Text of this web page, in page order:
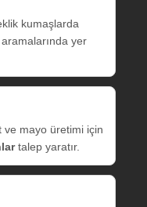
kumaşlarda
yer
ve mayo üretimi için
talep yaratır.